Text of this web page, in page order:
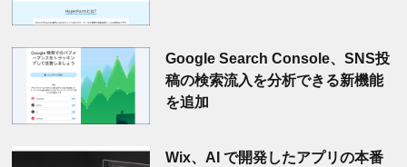
Google Search Console、SNS投
稿の検索流入を分析できる新機能
を追加
Wix、AI で開発したアプリの本番